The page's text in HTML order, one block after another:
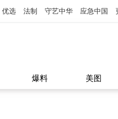
优选 法制 守艺中华 应急中国
爆料 美图